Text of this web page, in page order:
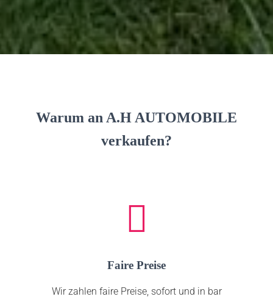
Warum an A.H AUTOMOBILE
verkaufen?
Faire Preise
Wir zahlen faire Preise, sofort und in bar